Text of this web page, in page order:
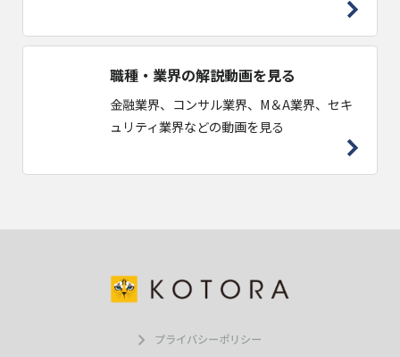
職種・業界の解説動画を見る
金融業界、コンサル業界、M＆A業界、セキ
ュリティ業界などの動画を見る
プライバシーポリシー